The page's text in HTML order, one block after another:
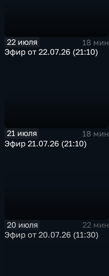
22 июля
18 мин
Эфир от 22.07.26 (21:10)
21 июля
18 мин
Эфир 21.07.26 (21:10)
20 июля
22 мин
Эфир от 20.07.26 (11:30)